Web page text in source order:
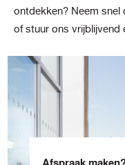
ontdekken? Neem
of stuur ons vrijblijvend
Afspraak